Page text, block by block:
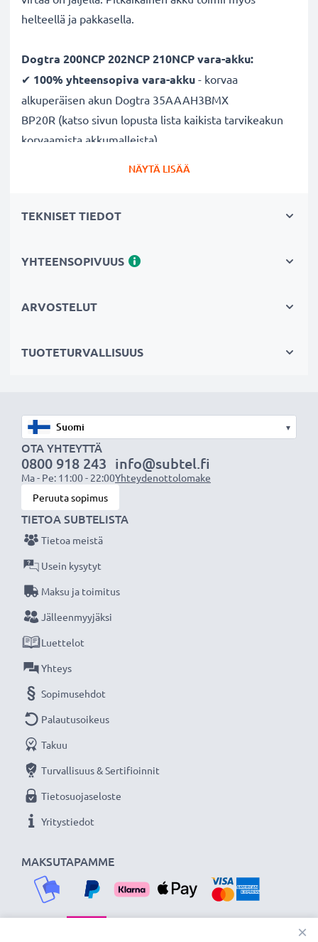
helteellä ja pakkasella.
Dogtra 200NCP 202NCP 210NCP vara-akku:
✔ 100% yhteensopiva vara-akku - korvaa
alkuperäisen akun Dogtra 35AAAH3BMX
BP20R (katso sivun lopusta lista kaikista tarvikeakun
korvaamista akkumalleista)
pitkä käyttöaika säästää toistuvilta ja pitkiltä
✔ Pitkä käyttöikä täydellä teholla
vaikutusta muistiin
✔Säännöllinen ja kattava testaus
Tekniset tiedot:
Tuotemerkki: subtel vaihtoakku
Kapasiteetti: 210mAh
Jännite: 3.6V
Teknologia: NiMH
Mitat: 30,9 x 22,7 x 10,6mm
Väri: Vihreä
subtel vaihtoakku antaa tehokkaasti ja turvallisesti
★3 vuoden takuu
Olemme vuonna 2004 perustettu kansainvälinen
verkkokauppa, joka tarjoaa laadukkaita tuotteita, ja
siksi tarjoamme 36 kuukauden takuun!
NÄYTÄ LISÄÄ
TEKNISET TIEDOT
YHTEENSOPIVUUS
ARVOSTELUT
TUOTETURVALLISUUS
▾
OTA YHTEYTTÄ
0800 918 243
Ma - Pe: 11:00 - 22:00
info@subtel.fi
Yhteydenottolomake
Peruuta sopimus
MAKSUTAPAMME
TIETOA SUBTELISTA
Tietoa meistä
Usein kysytyt
Maksu ja toimitus
Jälleenmyyjäksi
Luettelot
Yhteys
Sopimusehdot
Palautusoikeus
Takuu
Turvallisuus & Sertifioinnit
Tietosuojaseloste
Yritystiedot
×